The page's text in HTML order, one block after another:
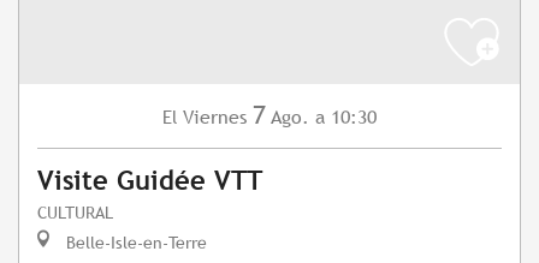
El Viernes 7 Ago. a 10:30
Visite Guidée VTT
CULTURAL
Belle-Isle-en-Terre